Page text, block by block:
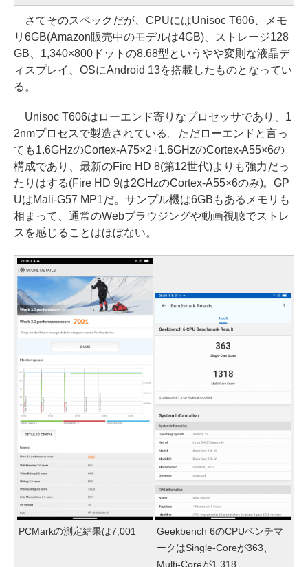
さてそのスペックだが、CPUにはUnisoc T606、メモ
リ6GB(Amazon販売中のモデルは4GB)、ストレージ128
GB、1,340×800ドットの8.68型というやや変則な液晶デ
ィスプレイ、OSにAndroid 13を搭載したものとなってい
る。
Unisoc T606はローエンド寄りなプロセッサであり、1
2nmプロセスで製造されている。ただローエンドと言っ
ても1.6GHzのCortex-A75×2+1.6GHzのCortex-A55×6の
構成であり、最新のFire HD 8(第12世代)よりも強力だっ
たりはする(Fire HD 9は2GHzのCortex-A55×6のみ)。GP
UはMali-G57 MP1だ。サンプル機は6GBもあるメモリも
相まって、通常のWebブラウジングや動画視聴でストレ
スを感じることはほぼない。
PCMarkの測定結果は7,001
Geekbench 6のCPUベンチマ
ークはSingle-Coreが363、
Multi-Coreが1,318